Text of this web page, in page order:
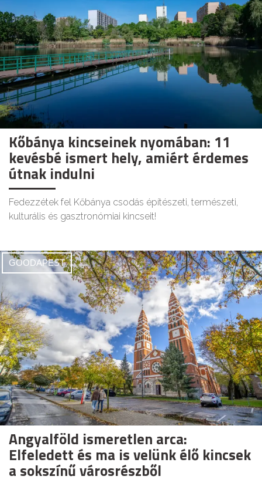
Kőbánya kincseinek nyomában: 11
kevésbé ismert hely, amiért érdemes
útnak indulni
Fedezzétek fel Kőbánya csodás építészeti, természeti,
kulturális és gasztronómiai kincseit!
GOODAPEST
Angyalföld ismeretlen arca:
Elfeledett és ma is velünk élő kincsek
a sokszínű városrészből